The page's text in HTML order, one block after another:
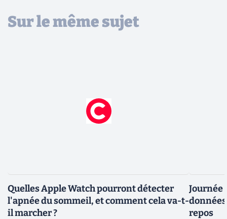
Sur le même sujet
Quelles Apple Watch pourront détecter
l'apnée du sommeil, et comment cela va-t-
il marcher ?
Journée du
repos